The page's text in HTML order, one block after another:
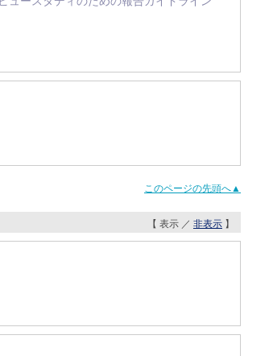
このページの先頭へ▲
【 表示 ／ 非表示 】